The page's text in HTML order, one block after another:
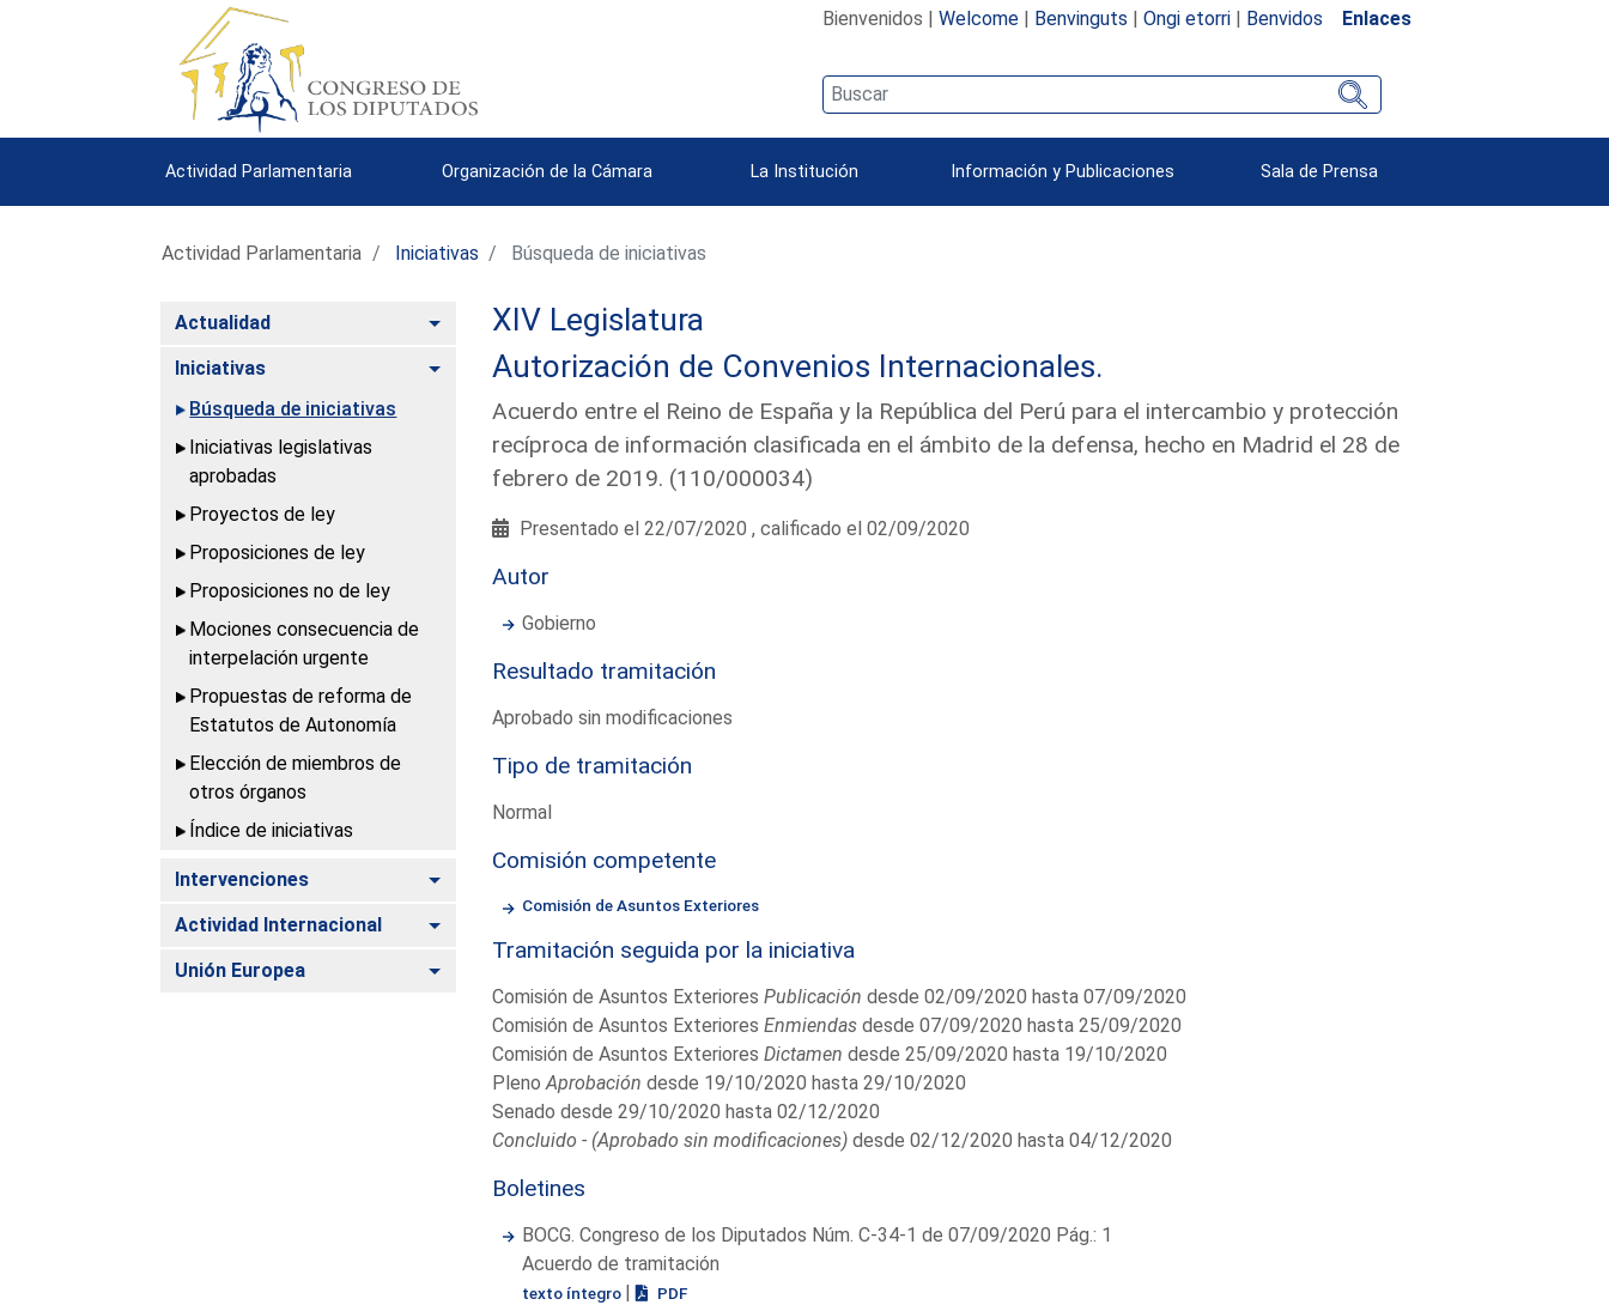
Bienvenidos | Welcome| Benvinguts | Ongi etorri| Benvidos Enlaces
Actividad Parlamentaria Organización de la Cámara La Institución Información y Publicaciones Sala de Prensa
Actividad Parlamentaria Iniciativas Búsqueda de iniciativas
Actualidad Alternar
Iniciativas
Alternar
Búsqueda de iniciativas
Iniciativas legislativas
aprobadas
Proyectos de ley
Proposiciones de ley
Proposiciones no de ley
Mociones consecuencia de
interpelación urgente
Propuestas de reforma de
Estatutos de Autonomía
Elección de miembros de
otros órganos
Índice de iniciativas
Intervenciones Alternar
Actividad Internacional Alternar
Unión Europea Alternar
XIV Legislatura
Autorización de Convenios Internacionales.
Acuerdo entre el Reino de España y la República del Perú para el intercambio y protección
recíproca de información clasificada en el ámbito de la defensa, hecho en Madrid el 28 de
febrero de 2019. (110/000034)
Presentado el 22/07/2020 , calificado el 02/09/2020
Autor
Gobierno
Resultado tramitación
Aprobado sin modificaciones
Tipo de tramitación
Normal
Comisión competente
Comisión de Asuntos Exteriores
Tramitación seguida por la iniciativa
Comisión de Asuntos Exteriores Publicación desde 02/09/2020 hasta 07/09/2020
Comisión de Asuntos Exteriores Enmiendasdesde 07/09/2020 hasta 25/09/2020
Comisión de Asuntos Exteriores Dictamen desde 25/09/2020 hasta 19/10/2020
Pleno Aprobación desde 19/10/2020 hasta 29/10/2020
Senado desde 29/10/2020 hasta 02/12/2020
Concluido - (Aprobado sin modificaciones)desde 02/12/2020 hasta 04/12/2020
Boletines
BOCG. Congreso de los Diputados Núm. C-34-1 de 07/09/2020 Pág.: 1
Acuerdo de tramitación
texto íntegro | PDF